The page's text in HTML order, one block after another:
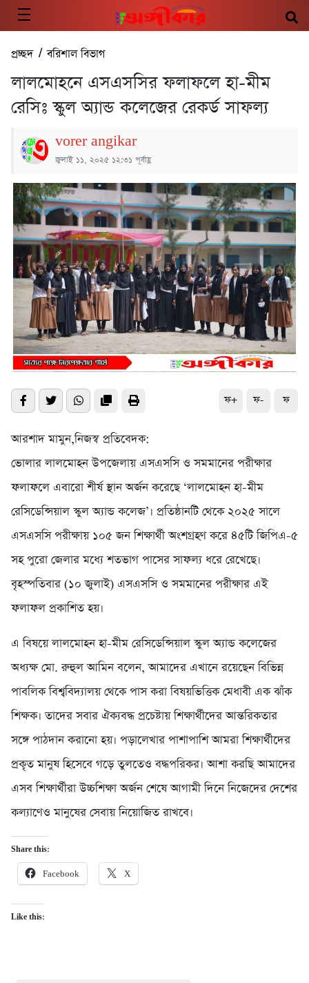
প্রচ্ছদ/বরিশাল বিভাগ
লালমোহনে এসএসসির ফলাফলে হা-মীম
রেসিঃ স্কুল অ্যান্ড কলেজের রেকর্ড সাফল্য
vorer angikar
জুলাই ১১, ২০২৫ ১২:৩১ পূর্বাহ্ণ
ফ+ ফ- ফ
আরশাদ মামুন,নিজস্ব প্রতিবেদক:
ভোলার লালমোহন উপজেলায় এসএসসি ও সমমানের পরীক্ষার
ফলাফলে এবারো শীর্ষ স্থান অর্জন করেছে ‘লালমোহন হা-মীম
রেসিডেন্সিয়াল স্কুল অ্যান্ড কলেজ’। প্রতিষ্ঠানটি থেকে ২০২৫ সালে
এসএসসি পরীক্ষায় ১০৫ জন শিক্ষার্থী অংশগ্রহণ করে ৪৫টি জিপিএ-৫
সহ পুরো জেলার মধ্যে শতভাগ পাসের সাফল্য ধরে রেখেছে।
বৃহস্পতিবার (১০ জুলাই) এসএসসি ও সমমানের পরীক্ষার এই
ফলাফল প্রকাশিত হয়।
এ বিষয়ে লালমোহন হা-মীম রেসিডেন্সিয়াল স্কুল অ্যান্ড কলেজের
অধ্যক্ষ মো. রুহুল আমিন বলেন, আমাদের এখানে রয়েছেন বিভিন্ন
পাবলিক বিশ্ববিদ্যালয় থেকে পাস করা বিষয়ভিত্তিক মেধাবী এক ঝাঁক
শিক্ষক। তাদের সবার ঐক্যবদ্ধ প্রচেষ্টায় শিক্ষার্থীদের আন্তরিকতার
সঙ্গে পাঠদান করানো হয়। পড়ালেখার পাশাপাশি আমরা শিক্ষার্থীদের
প্রকৃত মানুষ হিসেবে গড়ে তুলতেও বদ্ধপরিকর। আশা করছি আমাদের
এসব শিক্ষার্থীরা উচ্চশিক্ষা অর্জন শেষে আগামী দিনে নিজেদের দেশের
কল্যাণেও মানুষের সেবায় নিয়োজিত রাখবে।
Share this:
Facebook X
Like this: